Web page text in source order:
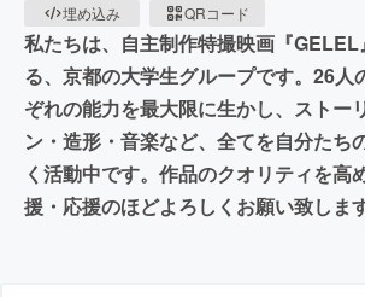
埋め込み
QRコード
私たちは、自主制作特撮映画『
る、京都の大学生グループです。26人
ぞれの能力を最大限に生かし、ストー
ン・造形・音楽など、全てを自分たち
く活動中です。作品のクオリティを高
援・応援のほどよろしくお願い致しま